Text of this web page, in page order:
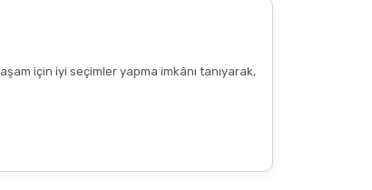
için iyi seçimler yapma imkânı tanıyarak,